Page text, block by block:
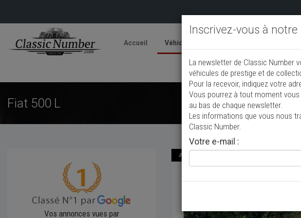
Accueil Véhicules
Ajouter une annonce
Fiat 500 L
Vos annonces vues par
Annonce actualisée le 28/07/2026 ( il y a 9
Fiat 500 L
Inscrivez-vous à
La newsletter de Classic Number
véhicules de prestige et de
Pour la recevoir, indiquez votre
Vous pourrez à tout moment
au bas de chaque newsletter.
Les informations que vous nous
Classic Number.
Votre e-mail :